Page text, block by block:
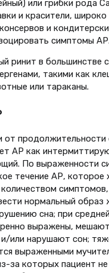
или грибки рода
и красители, широко
и
симптомы АР.
ринит в большинстве
такими как
или тараканы.
от продолжительности
АР как
По выраженности
течение АР, которое
нормальный образ
сна; при
выражены,
или нарушают сон;
выраженными
за которых пациент